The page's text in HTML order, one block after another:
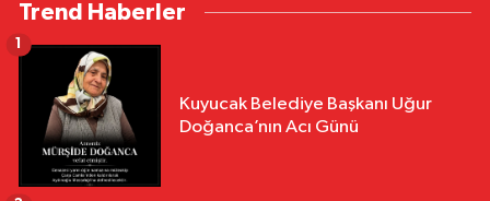
Trend Haberler
Kuyucak Belediye Başkanı Uğur
Doğanca’nın Acı Günü